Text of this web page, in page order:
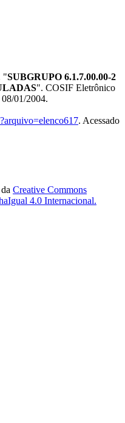
"SUBGRUPO 6.1.7.00.00-2
". COSIF Eletrônico
01/2004.
. Acessado
Creative Commons
4.0 Internacional.